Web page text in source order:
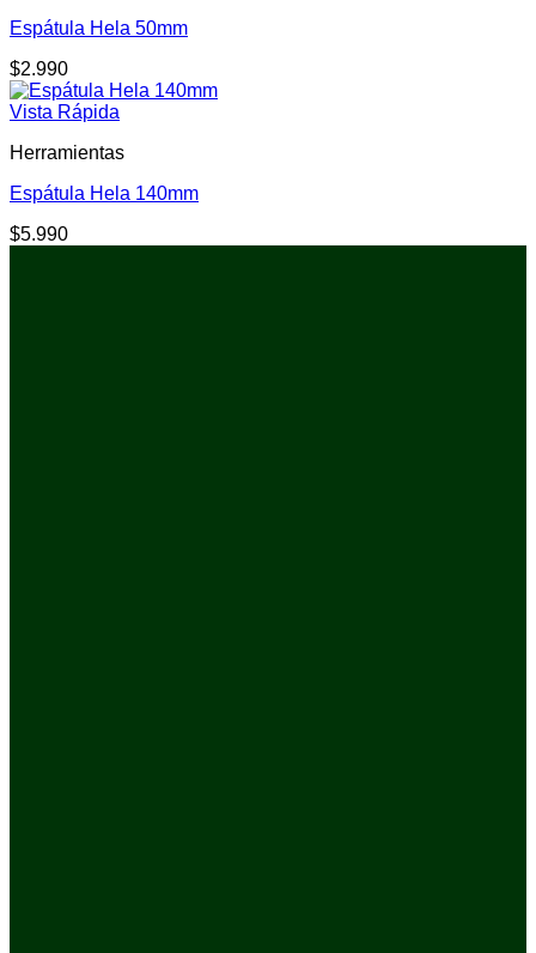
Espátula Hela 50mm
$2.990
Vista Rápida
Herramientas
Espátula Hela 140mm
$5.990